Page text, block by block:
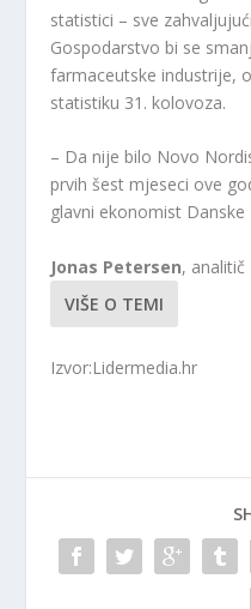
statistici – sve
Gospodarstvo bi se
farmaceutske industrije,
statistiku 31. kolovoza.
– Da nije bilo Novo
prvih šest mjeseci ove
glavni ekonomist Danske
Jonas Petersen, analitič
VIŠE O TEMI
Izvor:Lidermedia.hr